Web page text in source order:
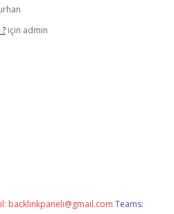
için admin
backlinkpaneli@gmail.com Teams: